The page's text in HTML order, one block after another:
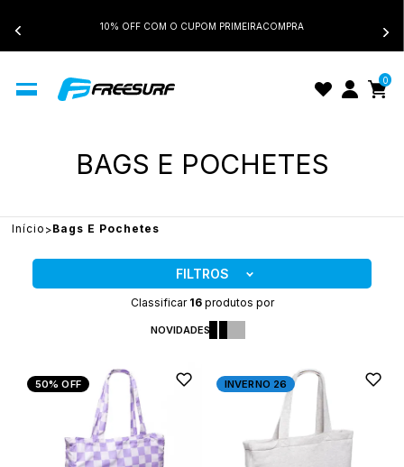
10% OFF COM O CUPOM PRIMEIRACOMPRA
0
BAGS E POCHETES
Início Bags E Pochetes
Classificar 16produtos por
NOVIDADES
FILTROS
50%OFF INVERNO 26